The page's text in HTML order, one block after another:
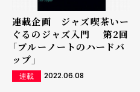
連載企画 ジャズ喫茶いー
ぐるのジャズ入門 第2回
「ブルーノートのハードバ
ップ」
連載 2022.06.08